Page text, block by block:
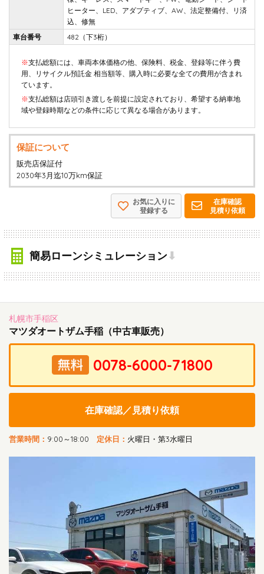
ヒーター、LED、アダプティブ、AW、法定整備付、リ済
込、修無
車台番号
482（下3桁）
※支払総額には、車両本体価格の他、保険料、税金、登録等に伴う費
用、リサイクル預託金 相当額等、購入時に必要な全ての費用が含まれ
ています。
※支払総額は店頭引き渡しを前提に設定されており、希望する納車地
域や登録時期などの条件に応じて異なる場合があります。
保証について
販売店保証付
2030年3月迄10万km保証
在庫確認
見積り依頼
お気に入りに
登録する
簡易ローンシミュレーション⬇
札幌市手稲区
マツダオートザム手稲（中古車販売）
在庫確認／見積り依頼
営業時間： 9:00～18:00 定休日： 火曜日・第3水曜日